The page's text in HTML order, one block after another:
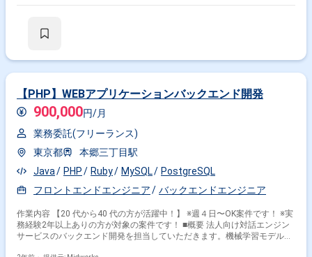
解析およびシステム最適化 ・チームマネジメントおよび開発プロセスの改
【PHP】WEBアプリケーションバックエンド開発
900,000円/月
業務委託(フリーランス)
東京都
本郷三丁目駅
Java
PHP Ruby MySQL
PostgreSQL
フロントエンドエンジニア
バックエンドエンジニア
作業内容 【20 代から40 代の方が活躍中！】 ※週４日〜OK案件です！ ※実
務経験2年以上ありの方が対象の案件です！ ■概要 法人向け対話エンジン
サービスのバックエンド開発を担当していただきます。機械学習モデルの
掛け合わせ条件で絞り込む
特徴で絞り込む